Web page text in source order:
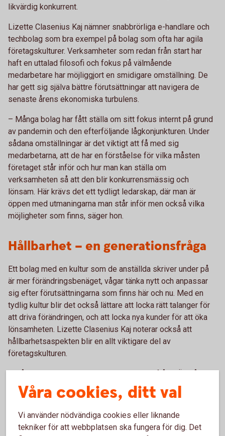
likvärdig konkurrent.
Lizette Clasenius Kaj nämner snabbrörliga e-handlare och
techbolag som bra exempel på bolag som ofta har agila
företagskulturer. Verksamheter som redan från start har
haft en uttalad filosofi och fokus på välmående
medarbetare har möjliggjort en smidigare omställning. De
har gett sig själva bättre förutsättningar att navigera de
senaste årens ekonomiska turbulens.
– Många bolag har fått ställa om sitt fokus internt på grund
av pandemin och den efterföljande lågkonjunkturen. Under
sådana omställningar är det viktigt att få med sig
medarbetarna, att de har en förståelse för vilka måsten
företaget står inför och hur man kan ställa om
verksamheten så att den blir konkurrensmässig och
lönsam. Här krävs det ett tydligt ledarskap, där man är
öppen med utmaningarna man står inför men också vilka
möjligheter som finns, säger hon.
Hållbarhet – en generationsfråga
Ett bolag med en kultur som de anställda skriver under på
är mer förändringsbenäget, vågar tänka nytt och anpassar
sig efter förutsättningarna som finns här och nu. Med en
tydlig kultur blir det också lättare att locka rätt talanger för
att driva förändringen, och att locka nya kunder för att öka
lönsamheten. Lizette Clasenius Kaj noterar också att
hållbarhetsaspekten blir en allt viktigare del av
företagskulturen.
– Hållbarheten är verkligen en generationsfråga. Än så
länge är det “nice to have”, men om ett par år blir det ett
måste att ha hållbarheten integrerad i hela verksamheten
för att kunna attrahera arbetskraft och erbjuda en gångbar
produkt till marknaden, säger hon.
Våra cookies, ditt val
Vi använder nödvändiga cookies eller liknande
tekniker för att webbplatsen ska fungera för dig. Det